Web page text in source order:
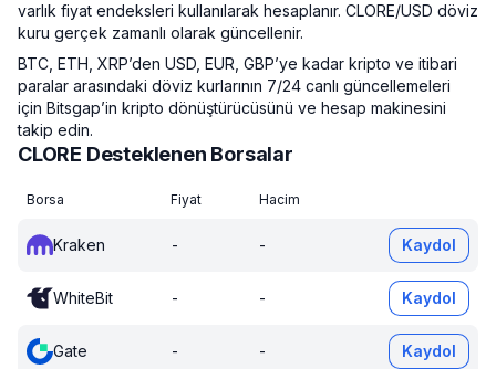
varlık fiyat endeksleri kullanılarak hesaplanır. CLORE/USD döviz
kuru gerçek zamanlı olarak güncellenir.
BTC, ETH, XRP’den USD, EUR, GBP’ye kadar kripto ve itibari
paralar arasındaki döviz kurlarının 7/24 canlı güncellemeleri
için Bitsgap’in kripto dönüştürücüsünü ve hesap makinesini
takip edin.
CLORE Desteklenen Borsalar
Borsa Fiyat Hacim
Kraken - - Kaydol
WhiteBit - - Kaydol
Gate - - Kaydol